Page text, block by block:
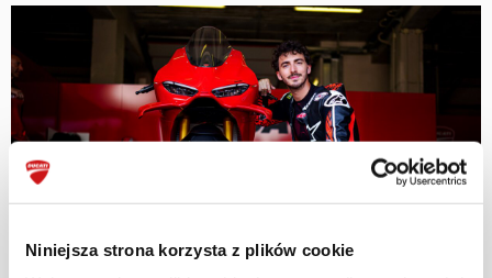
Niniejsza strona korzysta z plików cookie